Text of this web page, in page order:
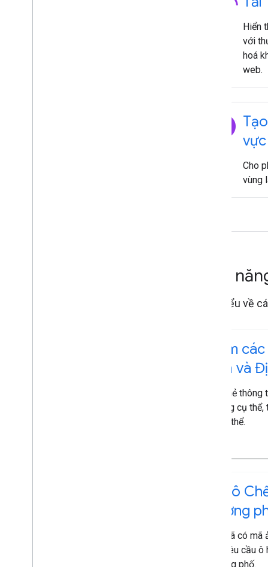
3d_rotation
Hiển
với
hoá
web.
explore
Cho
vùng
Tính
Tìm hiểu về
Xem
tinh và
Tải thẻ
phóng cụ
lý cụ thể.
Tải ô
đường
Khi đã có
thể yêu cầu
đường phố.